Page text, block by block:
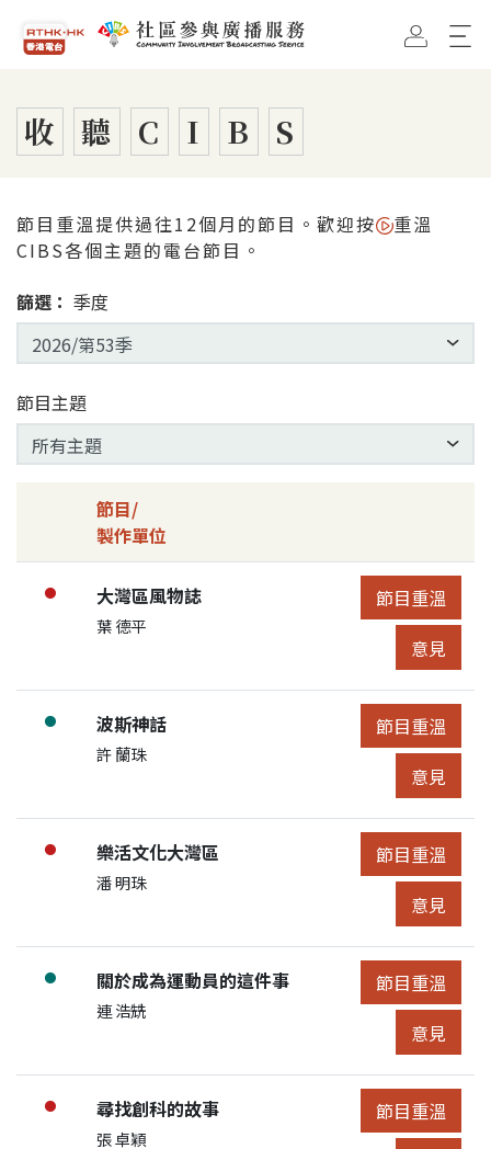
香港電台首頁社區參與廣播服務首頁
收 聽 C I B S
節目重溫提供過往12個月的節目。歡迎按
重溫
CIBS各個主題的電台節目。
篩選： 季度
節目主題
節目詳細控制
節目/
製作單位
●
展開節目詳細
節目:
大灣區風物誌
申請人/團體:
葉 德平
節目重溫
節目重溫
節目意見
意見
●
展開節目詳細
節目:
波斯神話
申請人/團體:
許 蘭珠
節目重溫
節目重溫
節目意見
意見
●
展開節目詳細
節目:
樂活文化大灣區
申請人/團體:
潘 明珠
節目重溫
節目重溫
節目意見
意見
●
展開節目詳細
節目:
關於成為運動員的這件事
申請人/團體:
連 浩兟
節目重溫
節目重溫
節目意見
意見
●
展開節目詳細
節目:
尋找創科的故事
申請人/團體:
張 卓穎
節目重溫
節目重溫